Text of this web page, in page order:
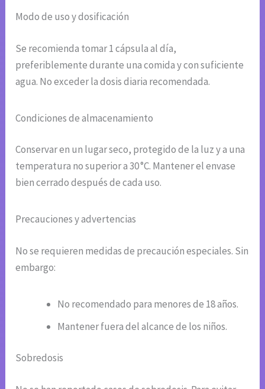
Modo de uso y dosificación
Se recomienda tomar 1 cápsula al día,
preferiblemente durante una comida y con suficiente
agua. No exceder la dosis diaria recomendada.
Condiciones de almacenamiento
Conservar en un lugar seco, protegido de la luz y a una
temperatura no superior a 30 °C. Mantener el envase
bien cerrado después de cada uso.
Precauciones y advertencias
No se requieren medidas de precaución especiales. Sin
embargo:
No recomendado para menores de 18 años.
Mantener fuera del alcance de los niños.
Sobredosis